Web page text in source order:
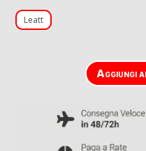
Leatt
Aggiungi